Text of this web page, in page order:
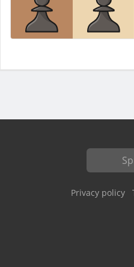
Privacy policy